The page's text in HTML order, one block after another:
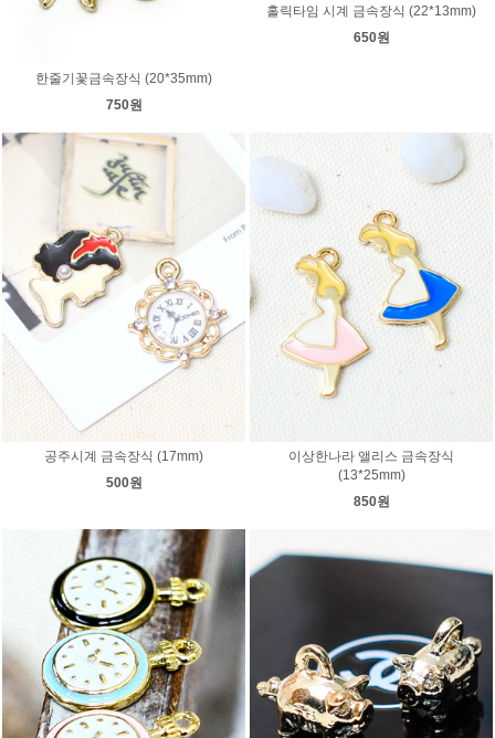
한줄기꽃금속장식 (20*35mm)
750원
홀릭타임 시계 금속장식 (22*13mm)
650원
공주시계 금속장식 (17mm)
500원
이상한나라 앨리스 금속장식
(13*25mm)
850원